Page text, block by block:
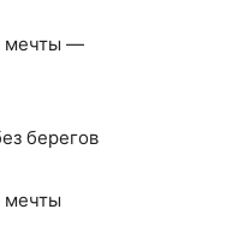
мечты —
берегов
мечты